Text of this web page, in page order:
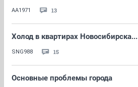
АА1971 13
Холод в квартирах Новосибирска...
SNG988 15
Основные проблемы города